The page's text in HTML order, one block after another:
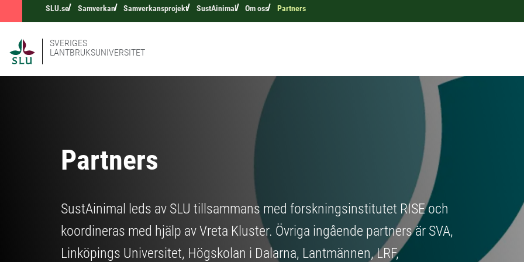
SLU.se Samverkan Samverkansprojekt SustAinimal Om oss Partners
SVERIGES
LANTBRUKSUNIVERSITET
Partners
SustAinimal leds av SLU tillsammans med forskningsinstitutet RISE och
koordineras med hjälp av Vreta Kluster. Övriga ingående partners är SVA,
Linköpings Universitet, Högskolan i Dalarna, Lantmännen, LRF,